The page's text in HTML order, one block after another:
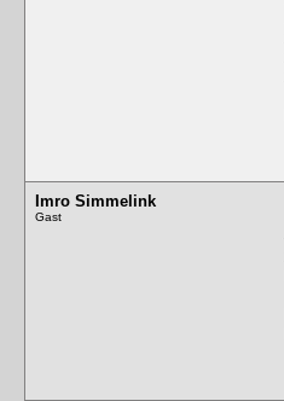
Imro Simmelink
Gast